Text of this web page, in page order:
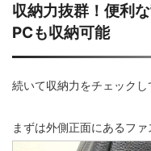
収納力抜群！便利
PCも収納可能
続いて収納力をチェックし
まずは外側正面にあるファ